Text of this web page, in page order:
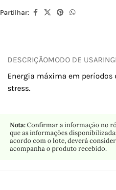
Partilhar:
DESCRIÇÃOMODO DE USAR
Energia máxima em períodos
stress.
Nota:Confirmar a informação no
que as informações
acordo com o lote, deverá
acompanha o produto recebido.